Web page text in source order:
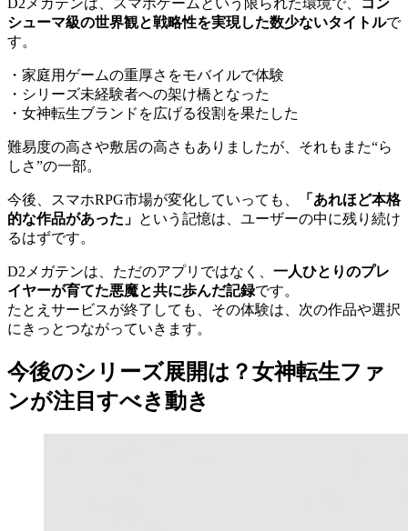
シューマ級の世界観と戦略性を実現した数少ないタイトルで
す。
・家庭用ゲームの重厚さをモバイルで体験
・シリーズ未経験者への架け橋となった
・女神転生ブランドを広げる役割を果たした
難易度の高さや敷居の高さもありましたが、それもまた“ら
しさ”の一部。
今後、スマホRPG市場が変化していっても、
「あれほど本格
的な作品があった」 という記憶は、ユーザーの中に残り続け
るはずです。
D2メガテンは、ただのアプリではなく、 一人ひとりのプレ
イヤーが育てた悪魔と共に歩んだ記録です。
たとえサービスが終了しても、その体験は、次の作品や選択
にきっとつながっていきます。
今後のシリーズ展開は？女神転生ファ
ンが注目すべき動き